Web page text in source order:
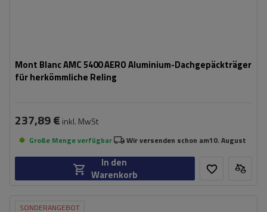
Mont Blanc AMC 5400 AERO Aluminium-Dachgepäckträger
für herkömmliche Reling
237,89 € inkl. MwSt
Große Menge verfügbar Wir versenden schon am10. August
In den
Warenkorb
SONDERANGEBOT